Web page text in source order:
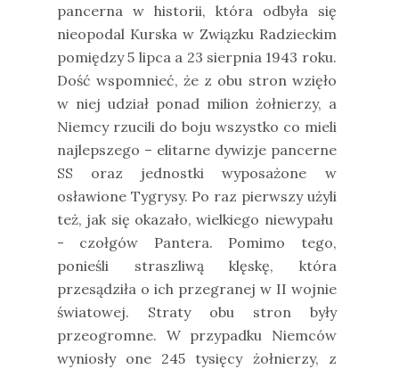
pancerna w historii, która odbyła się
nieopodal Kurska w Związku Radzieckim
pomiędzy 5 lipca a 23 sierpnia 1943 roku.
Dość wspomnieć, że z obu stron wzięło
w niej udział ponad milion żołnierzy, a
Niemcy rzucili do boju wszystko co mieli
najlepszego – elitarne dywizje pancerne
SS oraz jednostki wyposażone w
osławione Tygrysy. Po raz pierwszy użyli
też, jak się okazało, wielkiego niewypału
- czołgów Pantera. Pomimo tego,
ponieśli straszliwą klęskę, która
przesądziła o ich przegranej w II wojnie
światowej. Straty obu stron były
przeogromne. W przypadku Niemców
wyniosły one 245 tysięcy żołnierzy, z